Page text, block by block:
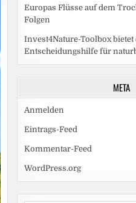
Europas Flüsse auf dem
Folgen
Invest4Nature-Toolbox
Entscheidungshilfe für
META
Anmelden
Eintrags-Feed
Kommentar-Feed
WordPress.org